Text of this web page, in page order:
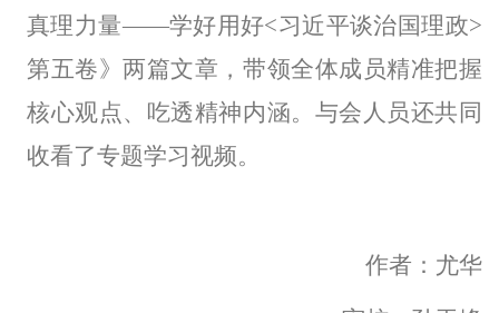
真理力量——学好用好<习近平谈治国理政>
第五卷》两篇文章，带领全体成员精准把握
核心观点、吃透精神内涵。与会人员还共同
收看了专题学习视频。
作者：尤华